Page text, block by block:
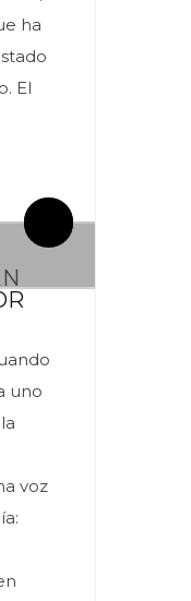
ha
El
uno
voz